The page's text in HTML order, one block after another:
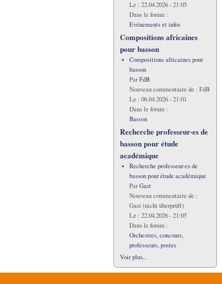
Le : 22.04.2026 - 21:05
Dans le forum :
Evénements et infos
Compositions africaines
pour basson
Compositions africaines pour
basson
ParFdB
Nouveau commentaire de : FdB
Le : 06.04.2026 - 21:01
Dans le forum :
Basson
Recherche professeur·es de
basson pour étude
académique
Recherche professeur·es de
basson pour étude académique
ParGast
Nouveau commentaire de :
Gast (nicht überprüft)
Le : 22.04.2026 - 21:05
Dans le forum :
Orchestres, concours,
professeurs, postes
Voir plus...